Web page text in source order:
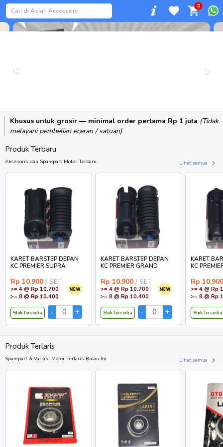
0
Previous
Khusus untuk grosir — minimal order pertama Rp 1 juta (Tidak
melayani pembelian eceran / satuan)
Produk Terbaru
Aksesoris dan Sparepart Motor Terbaru Lihat semua
KARET BARSTEP DEPAN
KC PREMIER SUPRA
Rp 10.900 / SET
>= 4 @ Rp 10.700
>= 8 @ Rp 10.400
Stok Tersedia
KARET BARSTEP DEPAN
KC PREMIER GRAND
Rp 10.900 / SET
>= 4 @ Rp 10.700
>= 8 @ Rp 10.400
Stok Tersedia
KARET
KC
Rp 10.900
>= 4 @ Rp
>= 8 @ Rp
Stok Tersedia
Produk Terlaris
Sparepart & Variasi Motor Terlaris Bulan Ini Lihat semua